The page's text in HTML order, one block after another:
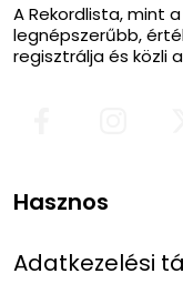
A Rekordlista, mint
legnépszerűbb,
regisztrálja és közli
Hasznos
Adatkezelési